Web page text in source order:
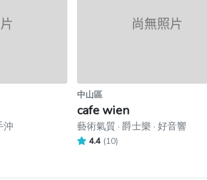
沖
中山區
cafe wien
藝術氣質 · 爵士樂 · 好音響
4.4 (10)